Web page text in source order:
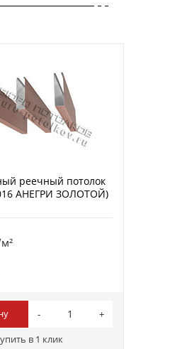
реечный потолок
АНЕГРИ ЗОЛОТОЙ)
в 1 клик